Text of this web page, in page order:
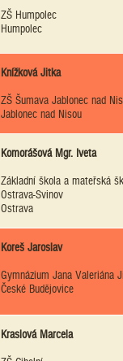
ZŠ Humpolec
Humpolec
Knížková Jitka
ZŠ Šumava Jablonec nad
Jablonec nad Nisou
Komorášová Mgr. Iveta
Základní škola a mateřská
Ostrava-Svinov
Ostrava
Koreš Jaroslav
Gymnázium Jana Valeriána
České Budějovice
Kraslová Marcela